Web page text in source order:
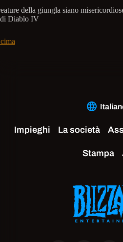
della giungla siano
Diablo IV